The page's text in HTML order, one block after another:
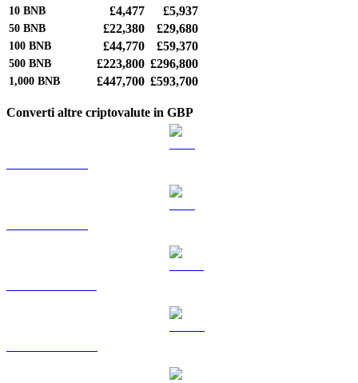
10 BNB £4,477 £5,937
50 BNB £22,380 £29,680
100 BNB £44,770 £59,370
500 BNB £223,800 £296,800
1,000 BNB £447,700 £593,700
Converti altre criptovalute in GBP